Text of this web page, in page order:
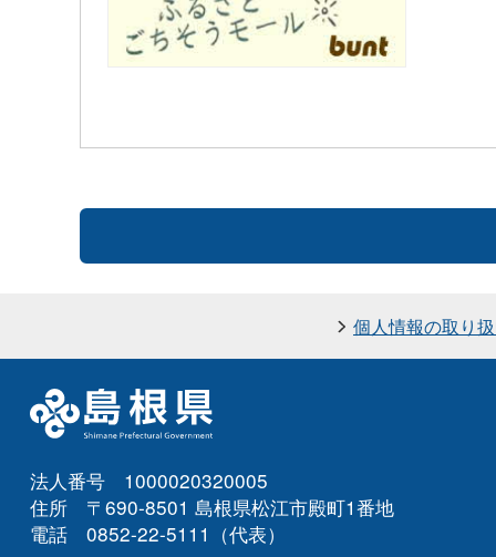
個人情報の取り
法人番号 1000020320005
住所 〒690-8501 島根県松江市殿町1番地
電話 0852-22-5111（代表）